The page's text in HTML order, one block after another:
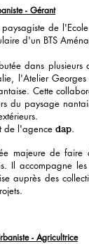
de
d'un BTS
dans
l'Atelier
Cette
du paysage
de l'agence dap.
majeure de
Il accompagne
auprès des
- Gérant
- Agricultrice